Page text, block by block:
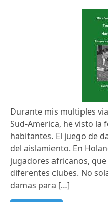
Durante mis multiples
Sud-America, he visto la
habitantes. El juego de
del aislamiento. En
jugadores africanos,
diferentes clubes. No
damas para […]